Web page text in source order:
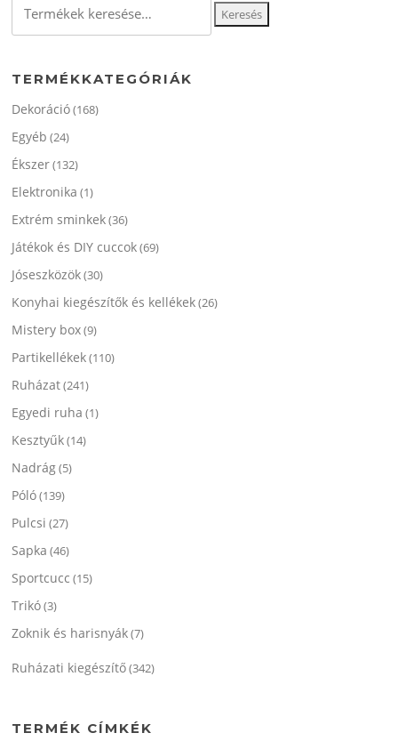
a
választhatók
következőre:
Keresés
TERMÉKKATEGÓRIÁK
Dekoráció(168)
Egyéb (24)
Ékszer(132)
Elektronika (1)
Extrém sminkek(36)
Játékok és DIY cuccok(69)
Jóseszközök(30)
Konyhai kiegészítők és kellékek(26)
Mistery box(9)
Partikellékek(110)
Ruházat(241)
Egyedi ruha (1)
Kesztyűk(14)
Nadrág(5)
Póló(139)
Pulcsi (27)
Sapka (46)
Sportcucc (15)
Trikó(3)
Zoknik és harisnyák(7)
Ruházati kiegészítő(342)
TERMÉK CÍMKÉK